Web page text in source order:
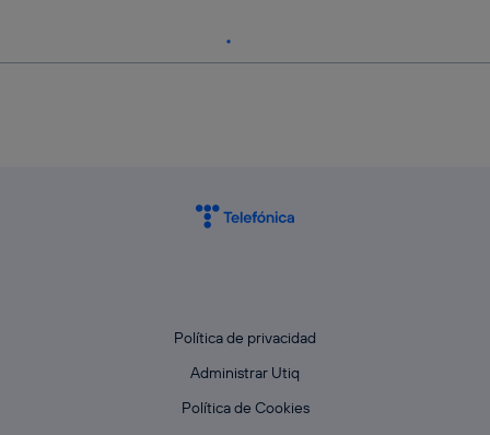
Política de privacidad
Administrar Utiq
Política de Cookies